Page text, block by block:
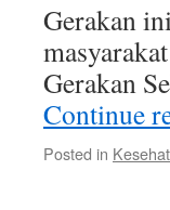
Gerakan
Gerakan
Continue
Posted in